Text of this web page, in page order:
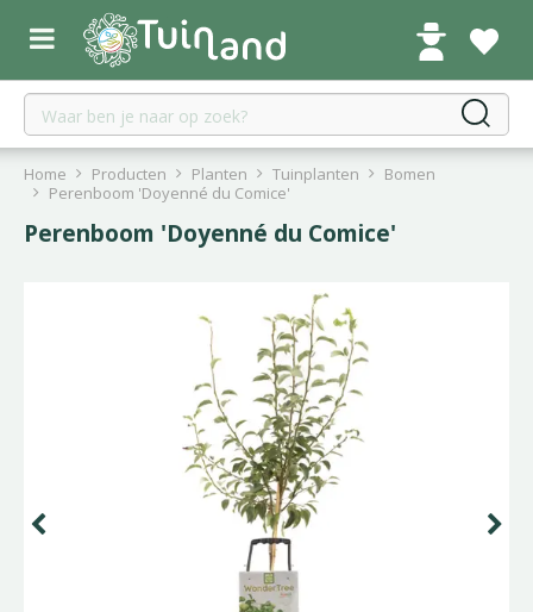
r
Home Producten Planten Tuinplanten
Bomen
Perenboom 'Doyenné du Comice'
Perenboom 'Doyenné du Comice'